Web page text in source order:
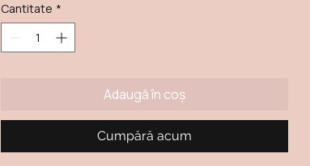
Cantitate *
Adaugă în coș
Cumpără acum